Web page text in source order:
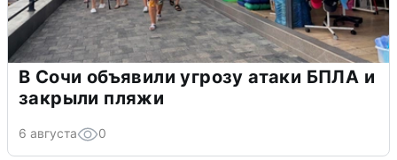
В Сочи объявили угрозу атаки БПЛА и
закрыли пляжи
6 августа 0